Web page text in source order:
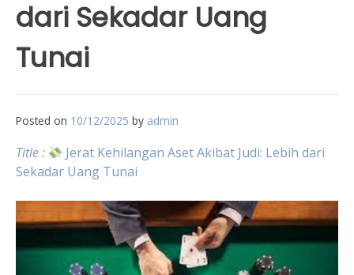
dari Sekadar Uang
Tunai
Posted on 10/12/2025 by admin
Title :
Jerat Kehilangan Aset Akibat Judi: Lebih dari
Sekadar Uang Tunai